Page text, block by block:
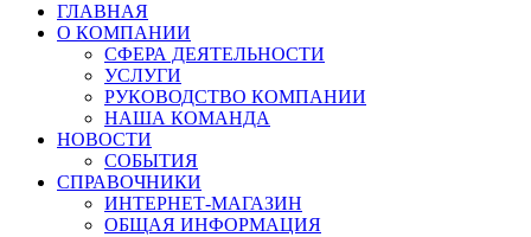
ГЛАВНАЯ
О КОМПАНИИ
СФЕРА ДЕЯТЕЛЬНОСТИ
УСЛУГИ
РУКОВОДСТВО КОМПАНИИ
НАША КОМАНДА
НОВОСТИ
СОБЫТИЯ
СПРАВОЧНИКИ
ИНТЕРНЕТ-МАГАЗИН
ОБЩАЯ ИНФОРМАЦИЯ